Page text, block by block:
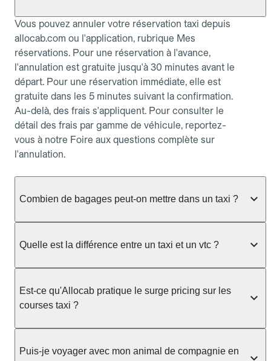
Vous pouvez annuler votre réservation taxi depuis
allocab.com ou l'application, rubrique Mes
réservations. Pour une réservation à l'avance,
l'annulation est gratuite jusqu'à 30 minutes avant le
départ. Pour une réservation immédiate, elle est
gratuite dans les 5 minutes suivant la confirmation.
Au-delà, des frais s'appliquent. Pour consulter le
détail des frais par gamme de véhicule, reportez-
vous à notre Foire aux questions complète sur
l'annulation.
Combien de bagages peut-on mettre dans un taxi ?
taxi berline accueille en général jusqu'à 3 bagages
ou nombreux, précisez-le dans le champ "Message
au chauffeur" lors de la réservation. Le prix n'est
pas impacté par le nombre de bagages.
Quelle est la différence entre un taxi et un vtc ?
prendre en charge directement dans la rue, à une
station ou sur réservation, avec un tarif au
réservation et propose un prix fixe annoncé à
l'avance. Chez Allocab, réservez facilement votre
Est-ce qu'Allocab pratique le surge pricing sur les
courses taxi ?
réglementation préfectorale et suit un barème
Puis-je voyager avec mon animal de compagnie en